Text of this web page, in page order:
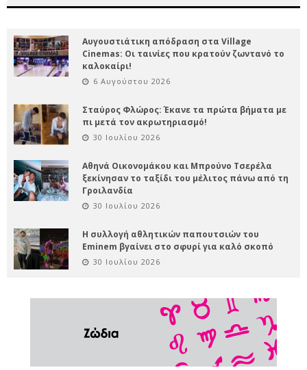
Αυγουστιάτικη απόδραση στα Village
Cinemas: Οι ταινίες που κρατούν ζωντανό το
καλοκαίρι!
6 Αυγούστου 2026
Σταύρος Φλώρος: Έκανε τα πρώτα βήματα με
πι μετά τον ακρωτηριασμό!
30 Ιουλίου 2026
Αθηνά Οικονομάκου και Μπρούνο Τσερέλα
ξεκίνησαν το ταξίδι του μέλιτος πάνω από τη
Γροιλανδία
30 Ιουλίου 2026
Η συλλογή αθλητικών παπουτσιών του
Eminem βγαίνει στο σφυρί για καλό σκοπό
30 Ιουλίου 2026